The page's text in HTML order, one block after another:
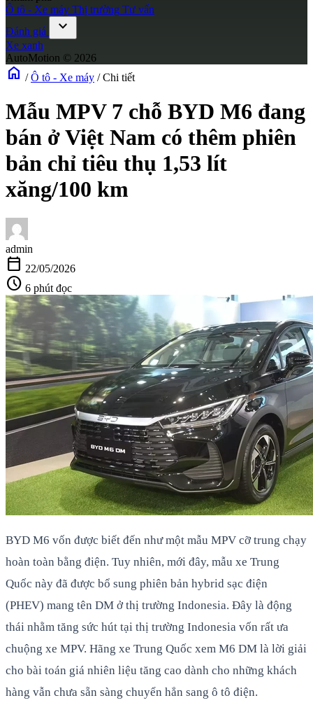
Ô tô - Xe máy Thị trường Tư vấn
Đánh giá
expand_more
Xe xanh
AutoMotion © 2026
home / Ô tô - Xe máy / Chi tiết
Mẫu MPV 7 chỗ BYD M6 đang
bán ở Việt Nam có thêm phiên
bản chỉ tiêu thụ 1,53 lít
xăng/100 km
admin
calendar_today 22/05/2026
schedule 6 phút đọc
BYD M6 vốn được biết đến như một mẫu MPV cỡ trung chạy
hoàn toàn bằng điện. Tuy nhiên, mới đây, mẫu xe Trung
Quốc này đã được bổ sung phiên bản hybrid sạc điện
(PHEV) mang tên DM ở thị trường Indonesia. Đây là động
thái nhằm tăng sức hút tại thị trường Indonesia vốn rất ưa
chuộng xe MPV. Hãng xe Trung Quốc xem M6 DM là lời giải
cho bài toán giá nhiên liệu tăng cao dành cho những khách
hàng vẫn chưa sẵn sàng chuyển hẳn sang ô tô điện.